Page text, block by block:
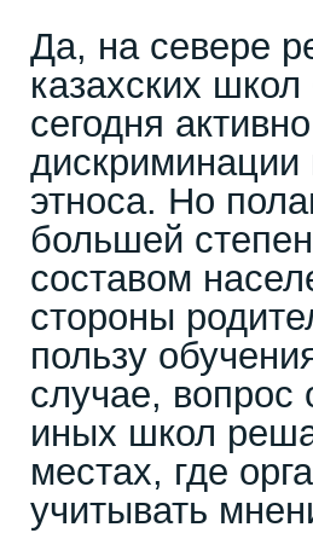
Да, на севере
казахских
сегодня
дискриминации
этноса. Но
большей
составом
стороны
пользу
случае, вопрос
иных школ
местах, где
учитывать